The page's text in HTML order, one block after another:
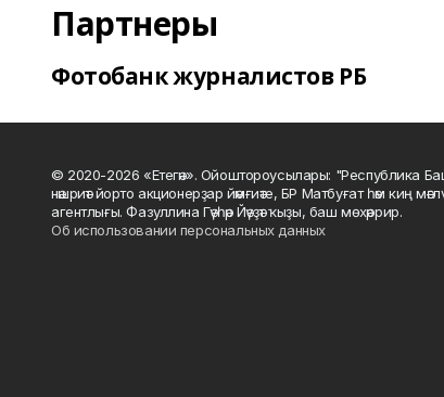
Партнеры
Фотобанк журналистов РБ
© 2020-2026 «Етегән». Ойоштороусылары: "Республика
нәшриәт йорто акционерҙар йәмғиәте, БР Матбуғат һәм киң
агентлығы. Фазуллина Гәүһәр Йәүҙәт ҡыҙы, баш мөхәррир.
Об использовании персональных данных